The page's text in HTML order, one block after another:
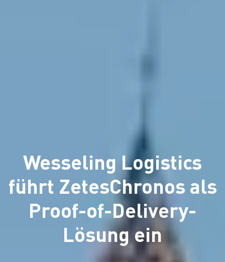
Wesseling Logistics
führt ZetesChronos als
Proof-of-Delivery-
Lösung ein